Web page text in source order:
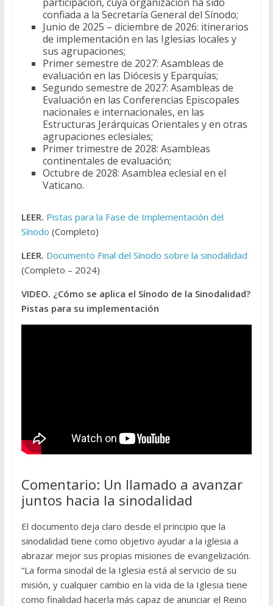
confiada a la Secretaría General del Sínodo;
Junio de 2025 – diciembre de 2026: itinerarios
de implementación en las Iglesias locales y
sus agrupaciones;
Primer semestre de 2027: Asambleas de
evaluación en las Diócesis y Eparquías;
Segundo semestre de 2027: Asambleas de
Evaluación en las Conferencias Episcopales
nacionales e internacionales, en las
Estructuras Jerárquicas Orientales y en otras
agrupaciones eclesiales;
Primer trimestre de 2028: Asambleas
continentales de evaluación;
Octubre de 2028: Asamblea eclesial en el
Vaticano.
LEER. Pistas para la Fase de Implementación del
Sínodo (Completo)
LEER. Documento Final del Sínodo sobre la sinodalidad
(Completo – 2024)
VIDEO. ¿Cómo se aplica el Sínodo de la Sinodalidad?
Pistas para su implementación
Comentario: Un llamado a avanzar
juntos hacia la sinodalidad
El documento deja claro desde el principio que la
sinodalidad tiene como objetivo ayudar a la iglesia a
abrazar mejor sus propias misiones de evangelización.
“La forma sinodal de la Iglesia está al servicio de su
misión, y cualquier cambio en la vida de la Iglesia tiene
como finalidad hacerla más capaz de anunciar el Reino